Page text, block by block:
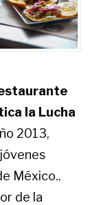
la Lucha
2013,
México..
de la